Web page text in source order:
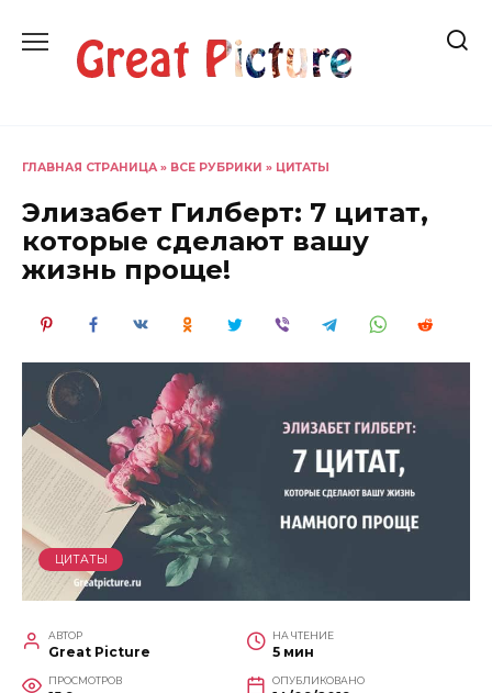
содержанию
ГЛАВНАЯ СТРАНИЦА » ВСЕ РУБРИКИ » ЦИТАТЫ
Элизабет Гилберт: 7 цитат,
которые сделают вашу
жизнь проще!
ЦИТАТЫ
АВТОР
Great Picture
НА ЧТЕНИЕ
5 мин
ПРОСМОТРОВ ОПУБЛИКОВАНО